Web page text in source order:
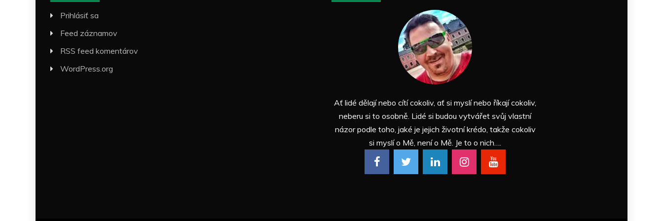
Prihlásiť sa
Feed záznamov
RSS feed komentárov
WordPress.org
Ať lidé dělají nebo cítí cokoliv, ať si myslí nebo říkají cokoliv,
neberu si to osobně. Lidé si budou vytvářet svůj vlastní
názor podle toho, jaké je jejich životní krédo, takže cokoliv
si myslí o Mě, není o Mě. Je to o nich….